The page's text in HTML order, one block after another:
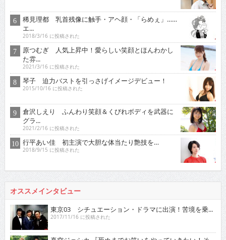
稀見理都 乳首残像に触手・アヘ顔・「らめぇ」……
エ...
2018/3/16 に投稿された
原つむぎ 人気上昇中！愛らしい笑顔とほんわかし
た雰...
2021/3/16 に投稿された
琴子 迫力バストを引っさげイメージデビュー！
2015/10/16 に投稿された
倉沢しえり ふんわり笑顔＆くびれボディを武器に
グラ...
2021/2/16 に投稿された
行平あい佳 初主演で大胆な体当たり艶技を…
2018/9/15 に投稿された
オススメインタビュー
東京03 シチュエーション・ドラマに出演！苦境を乗...
2017/11/16 に投稿された